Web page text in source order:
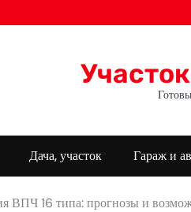
Дача, участок Гараж и
ВПЧ 16 типа: прогнозы и